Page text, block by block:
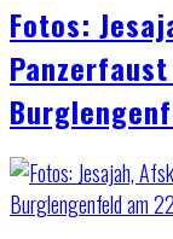
Fotos:
Panzerfaust